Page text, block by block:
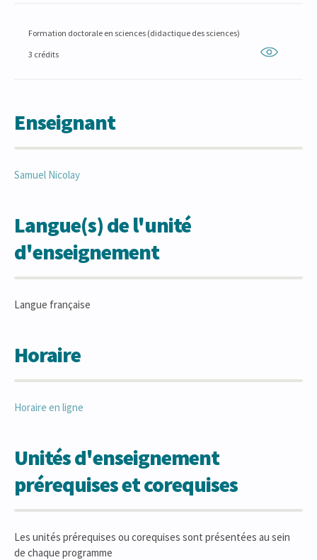
Formation doctorale en sciences (didactique des sciences)
3 crédits
Enseignant
Samuel Nicolay
Langue(s) de l'unité
d'enseignement
Langue française
Horaire
Horaire en ligne
Unités d'enseignement
prérequises et corequises
Les unités prérequises ou corequises sont présentées au sein
de chaque programme